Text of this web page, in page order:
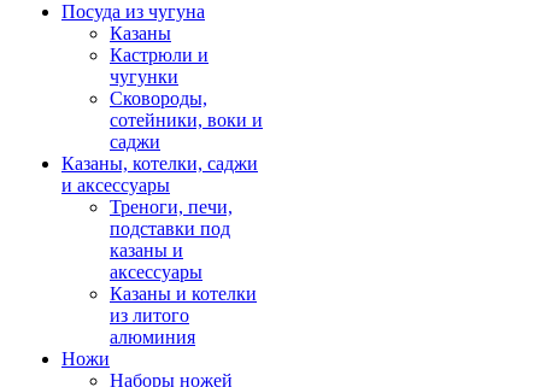
Посуда из чугуна
Казаны
Кастрюли и
чугунки
Сковороды,
сотейники, воки и
саджи
Казаны, котелки, саджи
и аксессуары
Треноги, печи,
подставки под
казаны и
аксессуары
Казаны и котелки
из литого
алюминия
Ножи
Наборы ножей